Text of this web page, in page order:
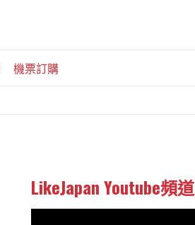
機票訂購
LikeJapan Youtube頻道